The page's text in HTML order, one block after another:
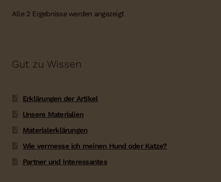
Alle 2 Ergebnisse werden angezeigt
Gut zu Wissen
Erklärungen der Artikel
Unsere Materialien
Materialerklärungen
Wie vermesse ich meinen Hund oder Katze?
Partner und Interessantes